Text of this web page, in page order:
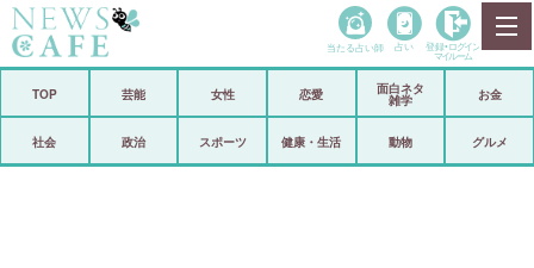
政治
当たる占い師 占い 登録• ログイン
マイルーム
TOP 芸能 女性 恋愛
面白ネタ
雑学
お金
社会 政治 スポーツ 健康・生活 動物 グルメ